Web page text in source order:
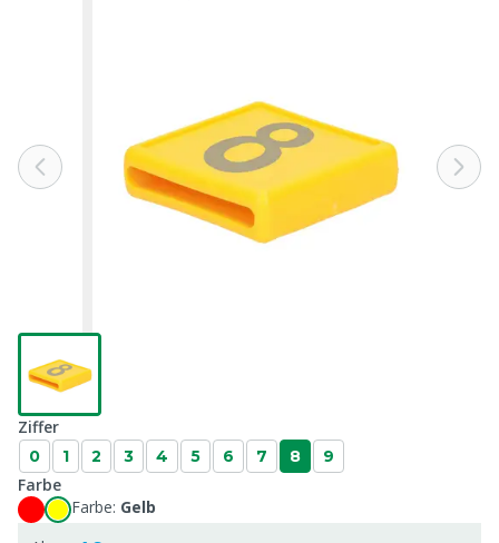
Ziffer
0 1 2 3 4 5 6 7 8 9
Farbe
Farbe: Gelb